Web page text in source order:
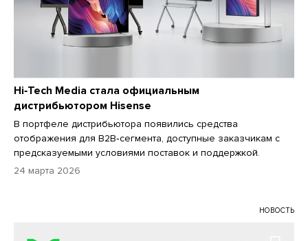
Hi‑Tech Media стала официальным
дистрибьютором Hisense
В портфеле дистрибьютора появились средства
отображения для B2B‑сегмента, доступные заказчикам с
предсказуемыми условиями поставок и поддержкой.
24 марта 2026
НОВОСТЬ